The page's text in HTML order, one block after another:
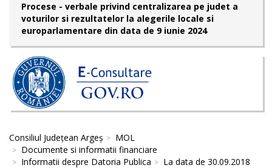
Procese - verbale privind centralizarea pe judet a
voturilor si rezultatelor la alegerile locale si
europarlamentare din data de 9 iunie 2024
Consiliul Județean Argeș
MOL
Documente si informatii financiare
Informatii despre Datoria Publica
La data de 30.09.2018